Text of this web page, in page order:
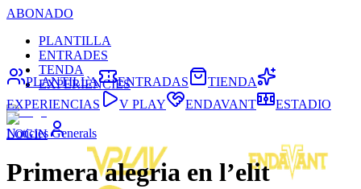
ABONADO
PLANTILLA
ENTRADES
TENDA
EXPERIÈNCIES
LOGIN
PLANTILLA ENTRADAS
TIENDA
EXPERIENCIAS
V PLAY ENDAVANT ESTADIO
Noticies Generals
Primera alegria en l’elit